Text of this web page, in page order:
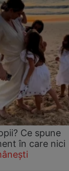
Ce spune
în care nici